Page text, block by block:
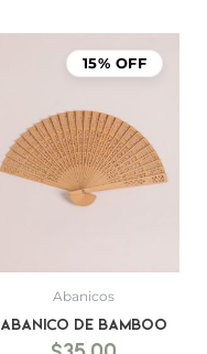
15% OFF
Abanicos
Abanico de bamboo